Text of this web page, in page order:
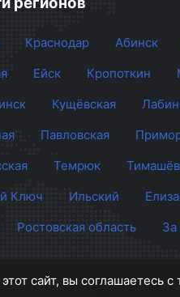
Краснодар Абинск
Ейск Кропоткин
Кущёвская
Павловская
Темрюк
Ключ
Ильский
Ростовская область
сайт, вы соглашаетесь